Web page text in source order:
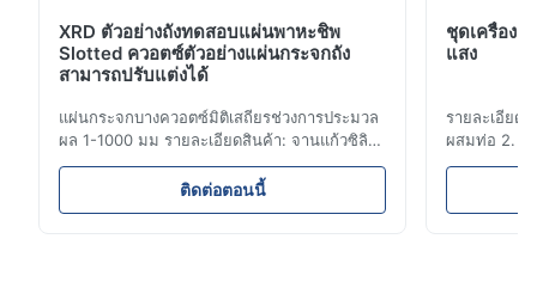
XRD ตัวอย่างถังทดสอบแผ่นพาหะชิพ
Slotted ควอตซ์ตัวอย่างแผ่นกระจกถัง
สามารถปรับแต่งได้
แผ่นกระจกบางควอตซ์มิติเสถียรช่วงการประมวล
ผล 1-1000 มม รายละเอียดสินค้า: จานแก้วซิลิกา
ควอตซ์ใสผสมทำจากทรายควอตซ์มีความบริสุทธิ์
สูงมีเสถียรภาพการระบายความร้อนดีเยี่ยมและ
การส่งผ่านสูงมันถูกใช้กันอย่างแพร่หลายในแสง
ติดต่อตอนนี้
ชุดเครื่องแ
แสง
รายละเอียด
ผสมท่อ 2. อุ
ประสิทธิภาพ
สุขภาพและก